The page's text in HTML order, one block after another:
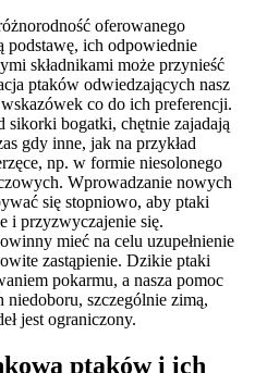
oferowanego
podstawę, ich odpowiednie
składnikami może przynieść
ptaków odwiedzających nasz
co do ich preferencji.
sikorki bogatki, chętnie zajadają
gdy inne, jak na przykład
np. w formie niesolonego
Wprowadzanie nowych
się stopniowo, aby ptaki
i przyzwyczajenie się.
mieć na celu uzupełnienie
zastąpienie. Dzikie ptaki
pokarmu, a nasza pomoc
niedoboru, szczególnie zimą,
jest ograniczony.
ptaków i ich